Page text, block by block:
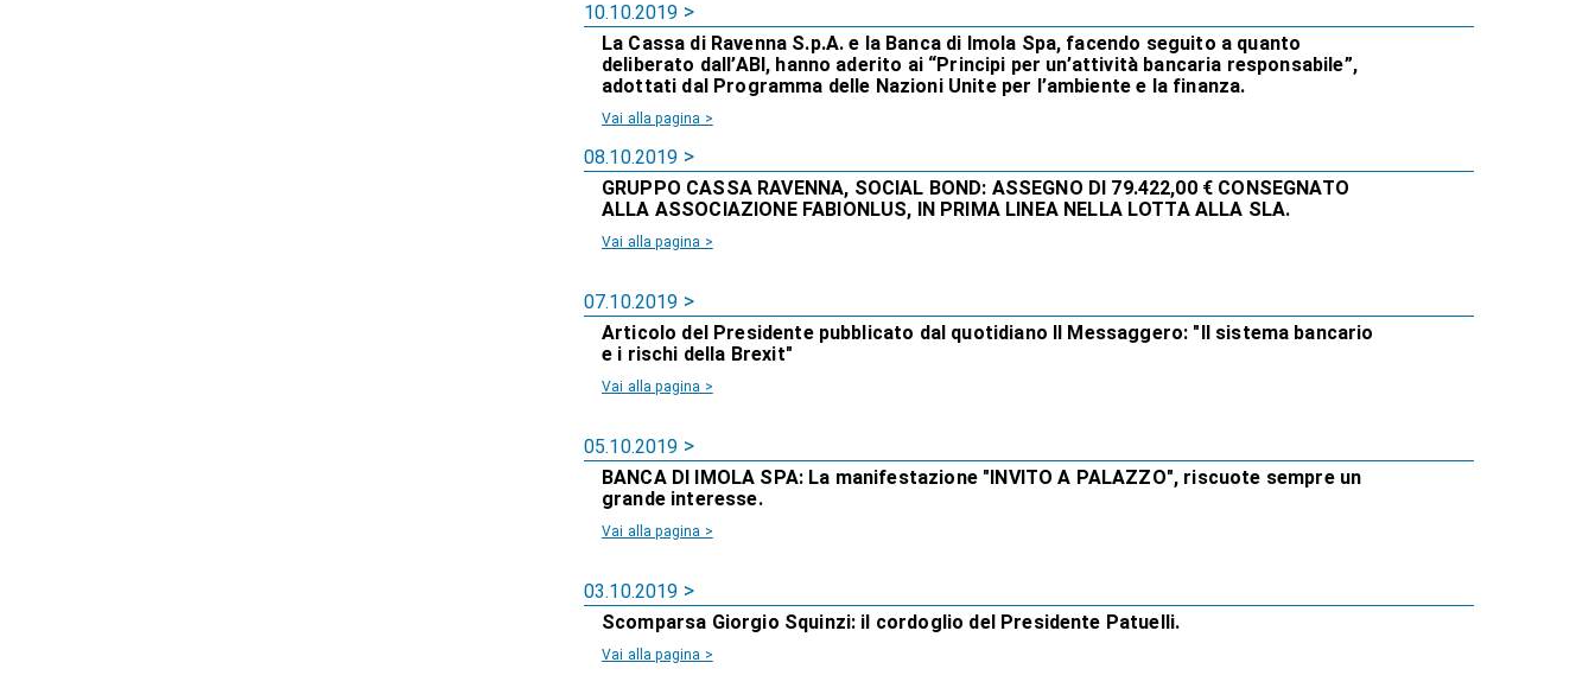
10.10.2019
La Cassa di Ravenna S.p.A. e la Banca di Imola Spa, facendo seguito a quanto
deliberato dall’ABI, hanno aderito ai “Principi per un’attività bancaria responsabile”,
adottati dal Programma delle Nazioni Unite per l’ambiente e la finanza.
Vai alla pagina >
08.10.2019
GRUPPO CASSA RAVENNA, SOCIAL BOND: ASSEGNO DI 79.422,00 € CONSEGNATO
ALLA ASSOCIAZIONE FABIONLUS, IN PRIMA LINEA NELLA LOTTA ALLA SLA.
Vai alla pagina >
07.10.2019
Articolo del Presidente pubblicato dal quotidiano Il Messaggero: "Il sistema bancario
e i rischi della Brexit"
Vai alla pagina >
05.10.2019
BANCA DI IMOLA SPA: La manifestazione "INVITO A PALAZZO", riscuote sempre un
grande interesse.
Vai alla pagina >
03.10.2019
Scomparsa Giorgio Squinzi: il cordoglio del Presidente Patuelli.
Vai alla pagina >